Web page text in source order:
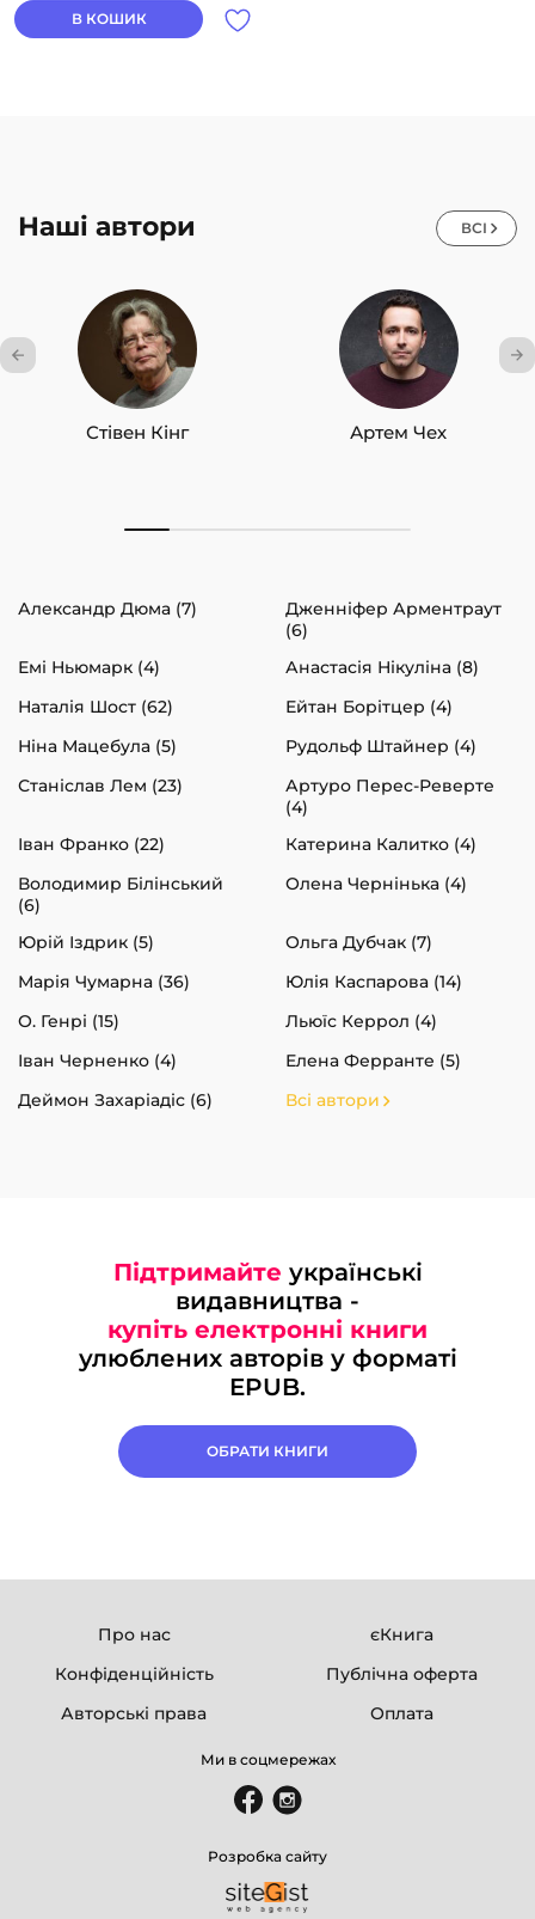
В КОШИК
Наші автори ВСІ
Стівен Кінг Артем Чех
Александр Дюма (7)
Дженніфер Арментраут
(6)
Емі Ньюмарк (4)
Анастасія Нікуліна (8)
Наталія Шост (62)
Ейтан Борітцер (4)
Ніна Мацебула (5)
Рудольф Штайнер (4)
Станіслав Лем (23)
Артуро Перес-Реверте
(4)
Іван Франко (22)
Катерина Калитко (4)
Володимир Білінський
(6)
Олена Чернінька (4)
Юрій Іздрик (5)
Ольга Дубчак (7)
Марія Чумарна (36)
Юлія Каспарова (14)
О. Генрі (15)
Льюїс Керрол (4)
Іван Черненко (4)
Елена Ферранте (5)
Деймон Захаріадіс (6)
Всі автори
Підтримайте українські
видавництва -
купіть електронні книги
улюблених авторів у форматі
EPUB.
ОБРАТИ КНИГИ
Про нас
єКнига
Конфіденційність
Публічна оферта
Авторські права
Оплата
Ми в соцмережах
Розробка сайту